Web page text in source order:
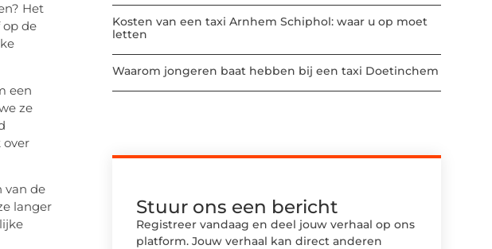
Het
de
een
ze
over
van de
langer
Kosten van een taxi Arnhem Schiphol: waar u op moet
letten
Waarom jongeren baat hebben bij een taxi Doetinchem
Stuur ons een bericht
Registreer vandaag en deel jouw verhaal op ons
platform. Jouw verhaal kan direct anderen